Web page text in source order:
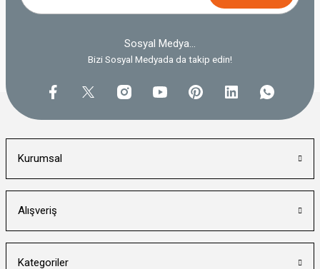
Sosyal Medya...
Bizi Sosyal Medyada da takip edin!
Kurumsal
Alışveriş
Kategoriler